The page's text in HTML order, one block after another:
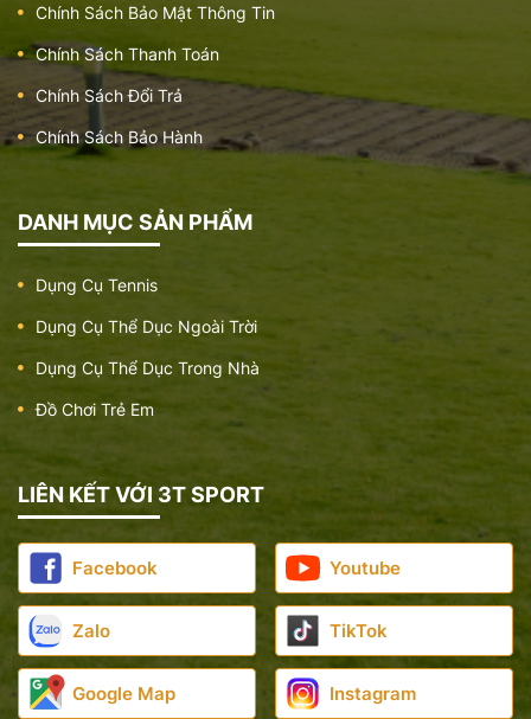
Chính Sách Bảo Mật Thông Tin
Chính Sách Thanh Toán
Chính Sách Đổi Trả
Chính Sách Bảo Hành
DANH MỤC SẢN PHẨM
Dụng Cụ Tennis
Dụng Cụ Thể Dục Ngoài Trời
Dụng Cụ Thể Dục Trong Nhà
Đồ Chơi Trẻ Em
LIÊN KẾT VỚI 3T SPORT
Facebook Youtube
Zalo TikTok
Google Map Instagram